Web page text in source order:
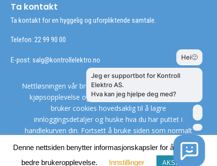
Ta kontakt
Ta kontakt for en hyggelig og uforpliktende samtale.
Telefon: 22 99 90 00
E-post: salg@kontrollelektro.no
Nettløsningen vår bruker cookies slik at du får en bedre
kjøpsopplevelse og vi kan yte deg bedre service. Vi
bruker cookies hovedsaklig til å lagre
innloggingsdetaljer og huske hva du har puttet i
handlekurven din. Fortsett å bruke siden som normalt
Denne nettsiden benytter informasjonskapsler for å gi deg en
bedre brukeropplevelse.
Innstillinger AKSEPT